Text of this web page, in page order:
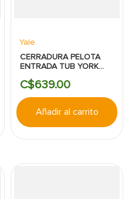
Yale
CERRADURA PELOTA
ENTRADA TUB YORK
C$639.00
Añadir al carrito